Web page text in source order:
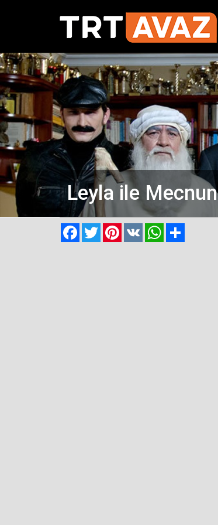
Leyla ile Mecnun
FacebookTwitterPinterest
VK WhatsApp